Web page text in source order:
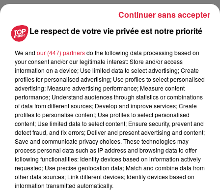
Organisateur
simone
Tarif Payant
De drôles de guidespour un voyage dans le temps à bord
detrains légendaires à la Cité du Train de Mulhouse !
"En voiture Simone" est un concept de visites théâtralisées,
drôles et pleines d'Histoire, ces visites sont à découvrir pour
le plus grand plaisir des petits et des grands !
Le respect de votre vie privée est notre priorité
We and our (447) partnersdo the following data processing based on
your consent and/or our legitimate interest: Store and/or access
information on a device; Use limited data to select advertising; Create
profiles for personalised advertising; Use profiles to select personalised
advertising; Measure advertising performance; Measure content
performance; Understand audiences through statistics or combinations
of data from different sources; Develop and improve services; Create
profiles to personalise content; Use profiles to select personalised
content; Use limited data to select content; Ensure security, prevent and
detect fraud, and fix errors; Deliver and present advertising and content;
Save and communicate privacy choices. These technologies may
process personal data such as IP address and browsing data to offer
following functionalities: Identify devices based on information actively
requested; Use precise geolocation data; Match and combine data from
other data sources; Link different devices; Identify devices based on
information transmitted automatically.
Continuer sans accepter